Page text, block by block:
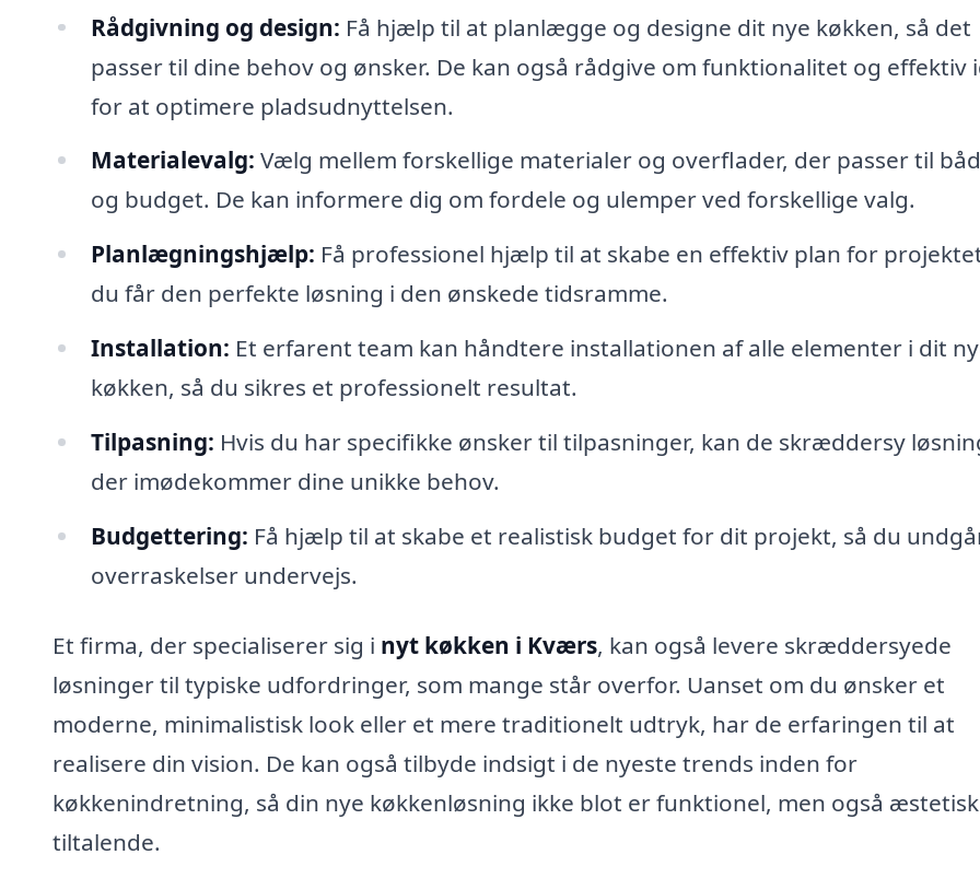
Rådgivning og design: Få hjælp til at planlægge og designe dit nye køkken, så det
passer til dine behov og ønsker. De kan også rådgive om funktionalitet og effektiv
for at optimere pladsudnyttelsen.
Materialevalg: Vælg mellem forskellige materialer og overflader, der passer til
og budget. De kan informere dig om fordele og ulemper ved forskellige valg.
Planlægningshjælp: Få professionel hjælp til at skabe en effektiv plan for
du får den perfekte løsning i den ønskede tidsramme.
Installation: Et erfarent team kan håndtere installationen af alle elementer i dit
køkken, så du sikres et professionelt resultat.
Tilpasning: Hvis du har specifikke ønsker til tilpasninger, kan de skræddersy
der imødekommer dine unikke behov.
Budgettering: Få hjælp til at skabe et realistisk budget for dit projekt, så du
overraskelser undervejs.
Et firma, der specialiserer sig i nyt køkken i Kværs, kan også levere skræddersyede
løsninger til typiske udfordringer, som mange står overfor. Uanset om du ønsker et
moderne, minimalistisk look eller et mere traditionelt udtryk, har de erfaringen til at
realisere din vision. De kan også tilbyde indsigt i de nyeste trends inden for
køkkenindretning, så din nye køkkenløsning ikke blot er funktionel, men også æstetisk
tiltalende.